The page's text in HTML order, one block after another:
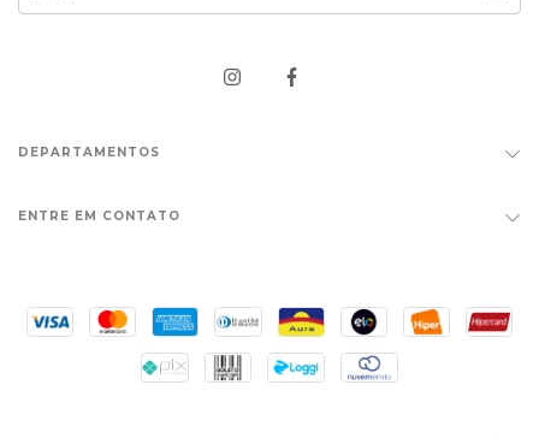
DEPARTAMENTOS
ENTRE EM CONTATO